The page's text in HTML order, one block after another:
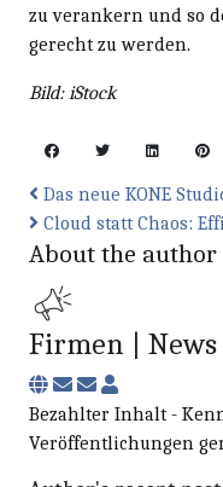
zu verankern und so
gerecht zu werden.
Bild: iStock
Das neue KONE
Cloud statt Chaos:
About the author
Firmen | News
Subscribe to
Unsubscribe
Firmen |
Bezahlter Inhalt -
Veröffentlichungen